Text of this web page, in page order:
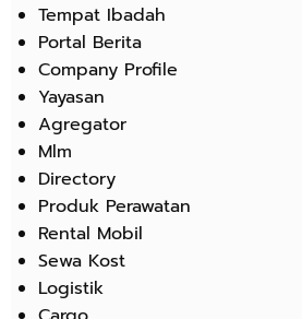
Tempat Ibadah
Portal Berita
Company Profile
Yayasan
Agregator
Mlm
Directory
Produk Perawatan
Rental Mobil
Sewa Kost
Logistik